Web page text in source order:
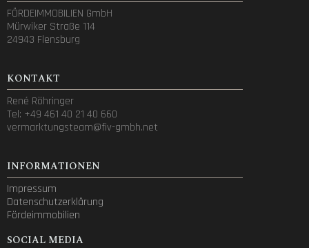
FÖRDEIMMOBILIEN GmbH
Mürwiker Straße 114
24943 Flensburg
KONTAKT
René Röhringer
Tel: +49 461 40 21 40 660
vermarktungsteam@fiv-gmbh.net
INFORMATIONEN
Impressum
Datenschutzerklärung
Fördeimmobilien
SOCIAL MEDIA